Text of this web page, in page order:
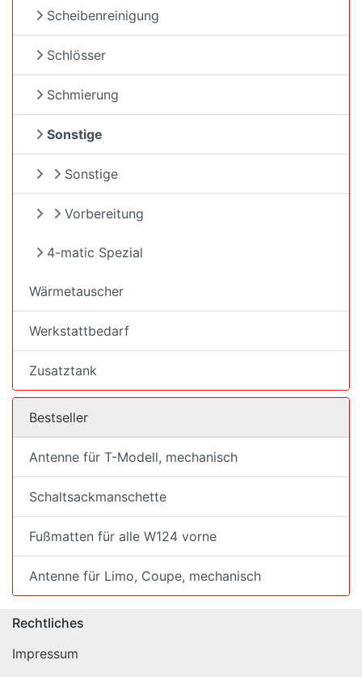
Scheibenreinigung
Schlösser
Schmierung
Sonstige
Sonstige
Vorbereitung
4-matic Spezial
Wärmetauscher
Werkstattbedarf
Zusatztank
Bestseller
Antenne für T-Modell, mechanisch
Schaltsackmanschette
Fußmatten für alle W124 vorne
Antenne für Limo, Coupe, mechanisch
Rechtliches
Impressum